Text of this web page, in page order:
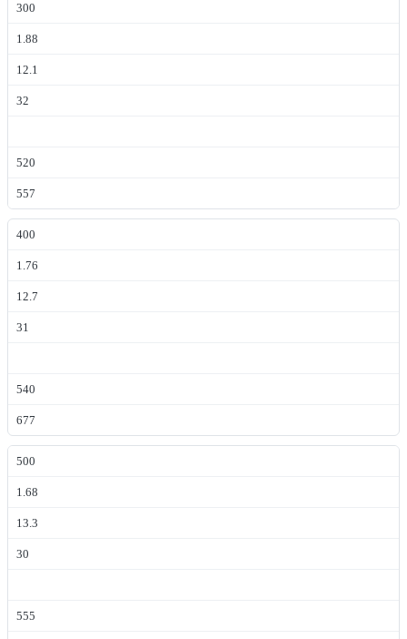
300
1.88
12.1
32
520
557
400
1.76
12.7
31
540
677
500
1.68
13.3
30
555